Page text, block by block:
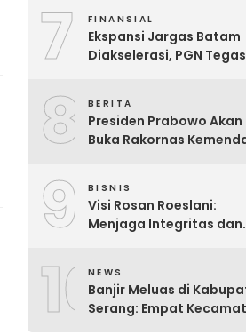
untuk Jangkauan Global
7 FINANSIAL
Ekspansi Jargas Batam
Diakselerasi, PGN
8 BERITA
Presiden Prabowo Akan
Buka Rakornas
Emas 2045
9 BISNIS
Visi Rosan Roeslani:
Menjaga Integritas dan
BUMN.
10NEWS
Banjir Meluas di
Serang: Empat